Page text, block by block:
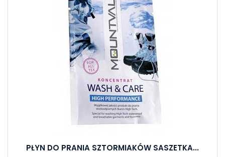
PŁYN DO PRANIA SZTORMIAKÓW SASZETKA...